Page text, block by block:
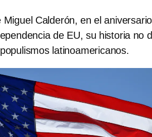
Miguel Calderón, en el
de EU, su historia no
latinoamericanos.